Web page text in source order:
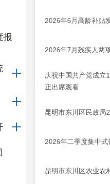
报
2026年6月高龄补贴
2026年7月残疾人两
庆祝中国共产党成立
正出席观看
昆明市东川区民政局
2026年二季度集中
昆明市东川区农业农